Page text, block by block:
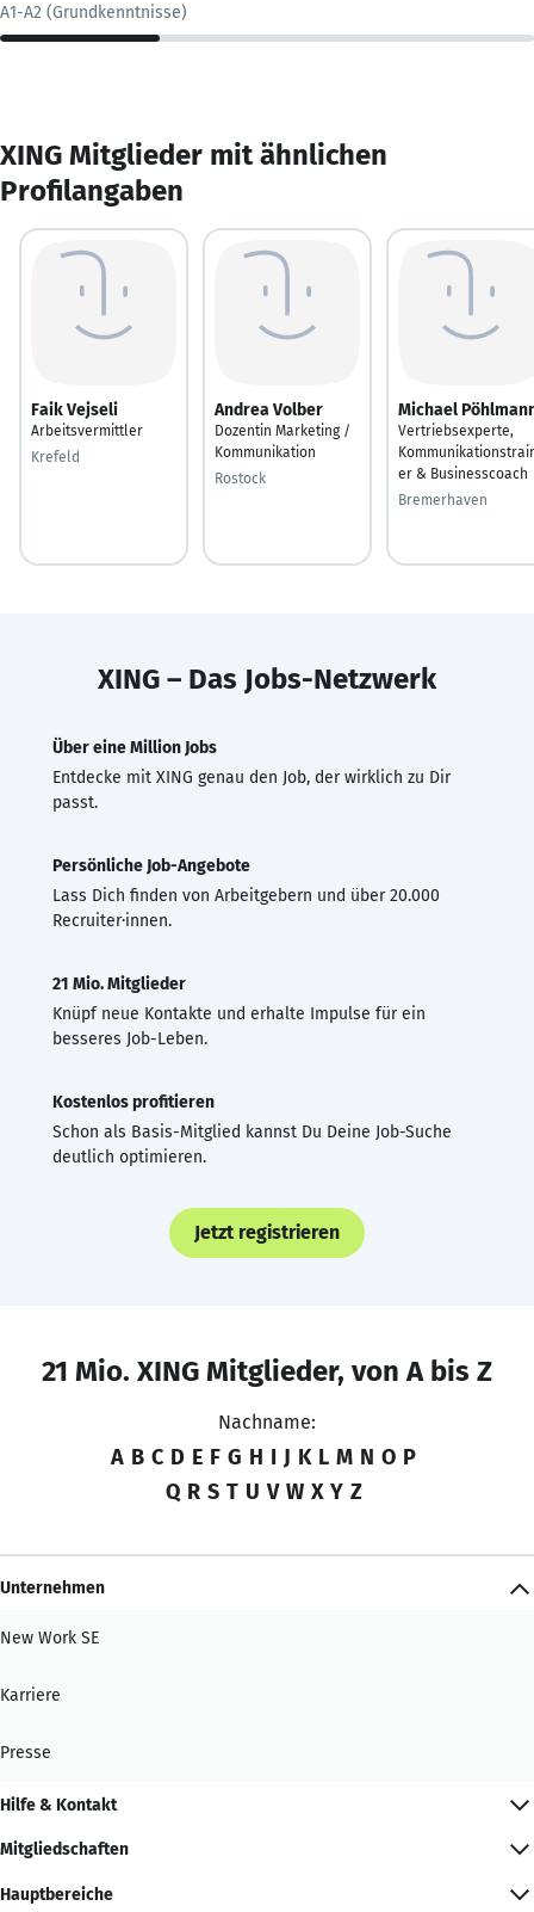
A1-A2 (Grundkenntnisse)
XING Mitglieder mit ähnlichen
Profilangaben
Faik Vejseli
Arbeitsvermittler
Krefeld
Andrea Volber
Dozentin Marketing /
Kommunikation
Rostock
Michael
Vertriebsexperte,
er & Businesscoach
Bremerhaven
XING – Das Jobs-Netzwerk
Über eine Million Jobs
Entdecke mit XING genau den Job, der wirklich zu Dir
passt.
Persönliche Job-Angebote
Lass Dich finden von Arbeitgebern und über 20.000
Recruiter·innen.
21 Mio. Mitglieder
Knüpf neue Kontakte und erhalte Impulse für ein
besseres Job-Leben.
Kostenlos profitieren
Schon als Basis-Mitglied kannst Du Deine Job-Suche
deutlich optimieren.
Jetzt registrieren
21 Mio. XING Mitglieder, von A bis Z
Nachname:
A B C D E F G H I J K L M N O P
Q R S T U V W X Y Z
Unternehmen
New Work SE
Karriere
Presse
Hilfe & Kontakt
Mitgliedschaften
Hauptbereiche